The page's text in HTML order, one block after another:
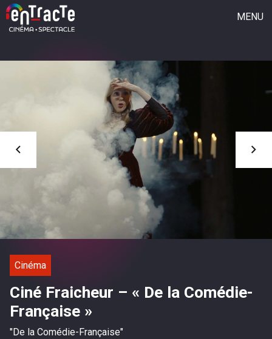
MENU
FESTIVAL 40 EN PAIRES
GROUPE VOCAL
L’ASSOCIATION
L’ACTU
LES PARTENAIRES
LES ARCHIVES
CONTACT
Cinéma
Ciné Fraicheur – « De la Comédie-
Française »
"De la Comédie-Française"